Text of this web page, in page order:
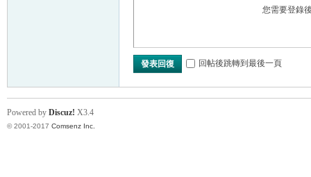
您需要登錄
發表回復 回帖後跳轉到最後一頁
Powered by Discuz! X3.4
© 2001-2017 Comsenz Inc.